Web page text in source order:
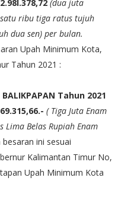
(dua juta
ribu tiga ratus tujuh
dua sen) per bulan.
Upah Minimum Kota,
Tahun 2021 :
Tahun 2021
( Tiga Juta Enam
Lima Belas Rupiah Enam
ini sesuai
Kalimantan Timur No,
Upah Minimum Kota